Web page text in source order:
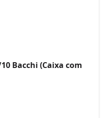
Bacchi (Caixa com